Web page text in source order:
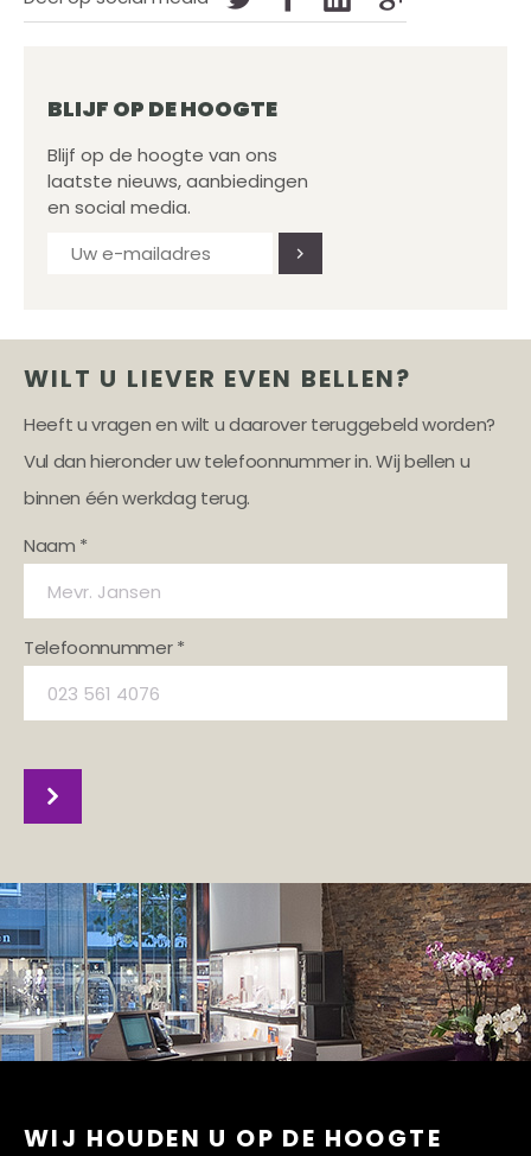
BLIJF OP DE HOOGTE
Blijf op de hoogte van ons
laatste nieuws, aanbiedingen
en social media.
WILT U LIEVER EVEN BELLEN?
Heeft u vragen en wilt u daarover teruggebeld worden?
Vul dan hieronder uw telefoonnummer in. Wij bellen u
binnen één werkdag terug.
Naam *
Telefoonnummer *
WIJ HOUDEN U OP DE HOOGTE